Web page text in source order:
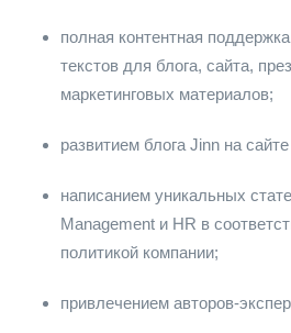
полная контентная
текстов для блога, сайта,
маркетинговых материалов;
развитием блога Jinn на
написанием уникальных
Management и HR в
политикой компании;
привлечением авторов-